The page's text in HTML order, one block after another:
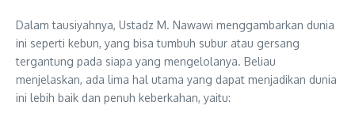
Dalam tausiyahnya, Ustadz M. Nawawi menggambarkan dunia
ini seperti kebun, yang bisa tumbuh subur atau gersang
tergantung pada siapa yang mengelolanya. Beliau
menjelaskan, ada lima hal utama yang dapat menjadikan dunia
ini lebih baik dan penuh keberkahan, yaitu: